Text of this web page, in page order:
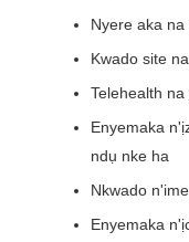
Nyere aka
Kwado site
Telehealth na
Enyemaka
ndụ nke ha
Nkwado
Enyemaka